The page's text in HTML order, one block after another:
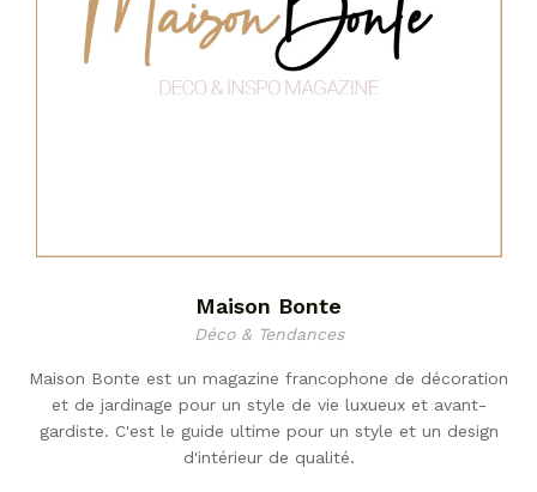
Maison Bonte
Déco & Tendances
Maison Bonte est un magazine francophone de décoration
et de jardinage pour un style de vie luxueux et avant-
gardiste. C'est le guide ultime pour un style et un design
d'intérieur de qualité.